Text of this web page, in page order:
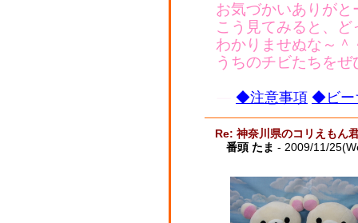
お気づかいありが
こう見てみると、
わかりませぬな～＾
うちのチビたちを
◆注意事項 ◆ビー
Re: 神奈川県のコリえもん
番頭 たま - 2009/11/